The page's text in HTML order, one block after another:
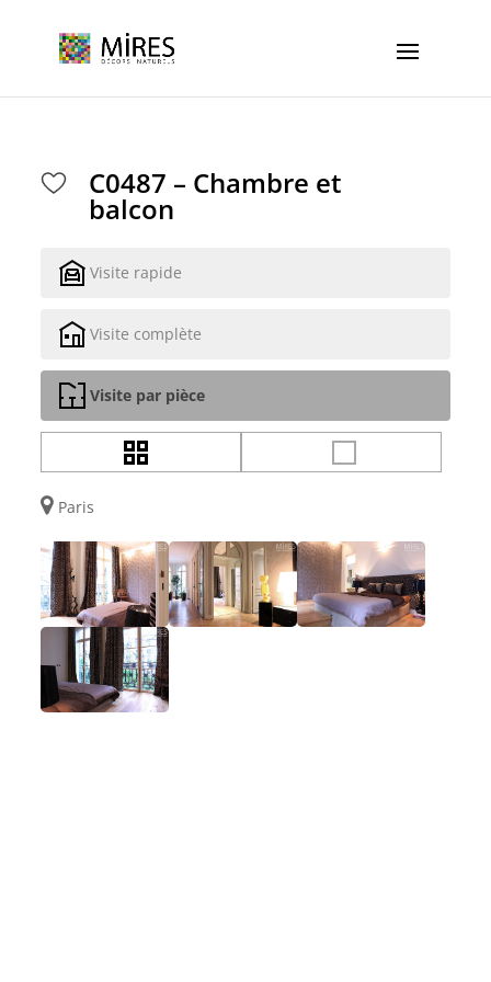
C0487 – Chambre et
balcon
Visite rapide
Visite complète
Visite par pièce
Paris